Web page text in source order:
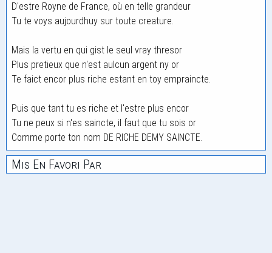
D'estre Royne de France, où en telle grandeur
Tu te voys aujourdhuy sur toute creature.
Mais la vertu en qui gist le seul vray thresor
Plus pretieux que n'est aulcun argent ny or
Te faict encor plus riche estant en toy empraincte.
Puis que tant tu es riche et l'estre plus encor
Tu ne peux si n'es saincte, il faut que tu sois or
Comme porte ton nom DE RICHE DEMY SAINCTE.
Mis En Favori Par